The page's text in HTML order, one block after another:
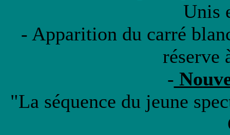
Unis
- Apparition du carré
réserve
-
"La séquence du jeune